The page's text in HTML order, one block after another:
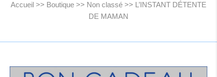
Accueil >> Boutique >> Non classé >> L’INSTANT DÉTENTE
DE MAMAN